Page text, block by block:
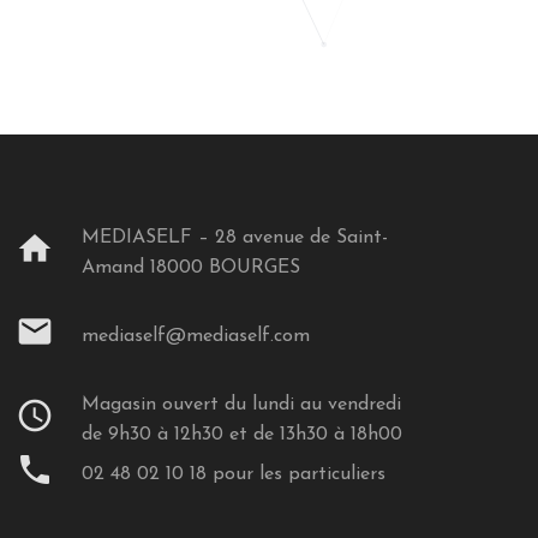
home
MEDIASELF – 28 avenue de Saint-
Amand 18000 BOURGES
mail mediaself@mediaself.com
schedule
Magasin ouvert du lundi au vendredi
de 9h30 à 12h30 et de 13h30 à 18h00
phone 02 48 02 10 18 pour les particuliers